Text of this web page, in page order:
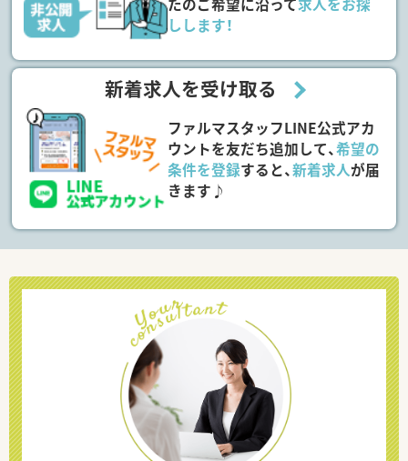
たのご希望に沿って求人をお探
しします！
新着求人を受け取る
ファルマスタッフLINE公式アカ
ウントを友だち追加して、希望の
条件を登録すると、新着求人が届
きます♪